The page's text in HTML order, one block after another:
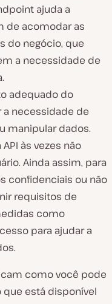
ajuda a
de acomodar as
do negócio, que
a necessidade de
adequado do
necessidade de
manipular dados.
às vezes não
Ainda assim, para
confidenciais ou não
requisitos de
como
para ajudar a
como você pode
está disponível